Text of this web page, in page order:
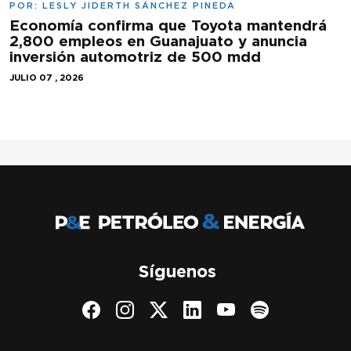
POR: LESLY JIDERTH SÁNCHEZ PINEDA
Economía confirma que Toyota mantendrá
2,800 empleos en Guanajuato y anuncia
inversión automotriz de 500 mdd
JULIO 07 , 2026
Síguenos